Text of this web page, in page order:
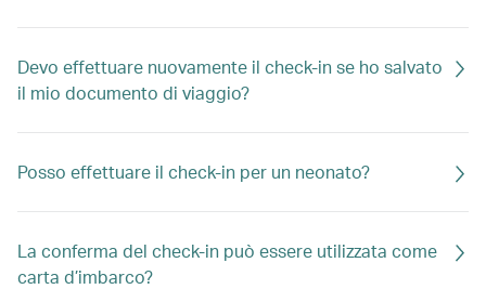
Devo effettuare nuovamente il check-in se ho salvato
il mio documento di viaggio?
Posso effettuare il check-in per un neonato?
La conferma del check-in può essere utilizzata come
carta d’imbarco?